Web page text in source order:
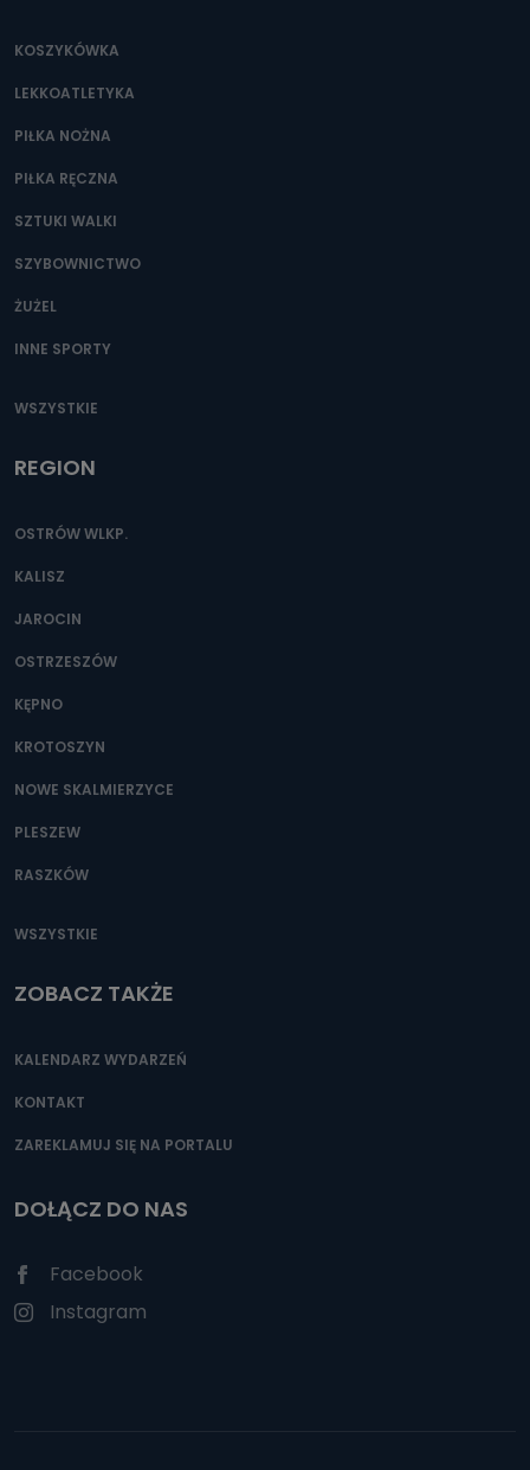
KOSZYKÓWKA
LEKKOATLETYKA
PIŁKA NOŻNA
PIŁKA RĘCZNA
SZTUKI WALKI
SZYBOWNICTWO
ŻUŻEL
INNE SPORTY
WSZYSTKIE
REGION
OSTRÓW WLKP.
KALISZ
JAROCIN
OSTRZESZÓW
KĘPNO
KROTOSZYN
NOWE SKALMIERZYCE
PLESZEW
RASZKÓW
WSZYSTKIE
ZOBACZ TAKŻE
KALENDARZ WYDARZEŃ
KONTAKT
ZAREKLAMUJ SIĘ NA PORTALU
DOŁĄCZ DO NAS
Facebook
Instagram